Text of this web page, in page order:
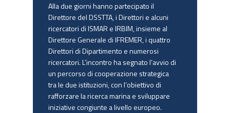
Alla due giorni hanno partecipato il
Direttore del DSSTTA, i Direttori e alcuni
ricercatori di ISMAR e IRBIM, insieme al
Direttore Generale di IFREMER, i quattro
Direttori di Dipartimento e numerosi
ricercatori. L’incontro ha segnato l’avvio di
un percorso di cooperazione strategica
tra le due istituzioni, con l’obiettivo di
rafforzare la ricerca marina e sviluppare
iniziative congiunte a livello europeo.